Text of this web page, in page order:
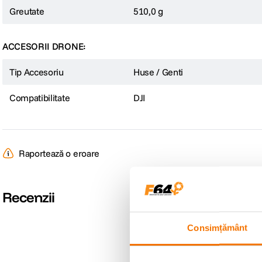
Consimțământ
Greutate 510,0 g
ACCESORII DRONE:
Tip Accesoriu Huse / Genti
Compatibilitate DJI
Raportează o eroare
Recenzii